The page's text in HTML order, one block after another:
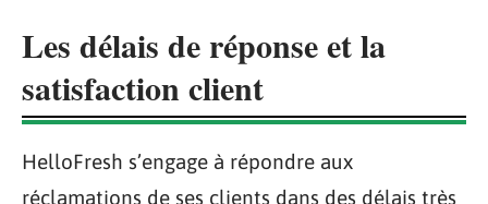
Les délais de réponse et la
satisfaction client
HelloFresh s’engage à répondre aux
réclamations de ses clients dans des délais très